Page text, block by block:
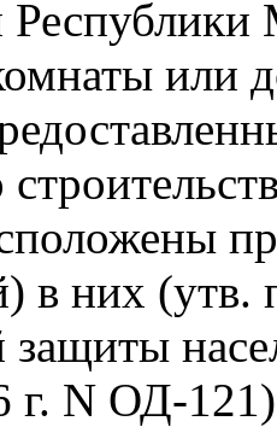
или
в них (утв.
защиты
г. N ОД-121)